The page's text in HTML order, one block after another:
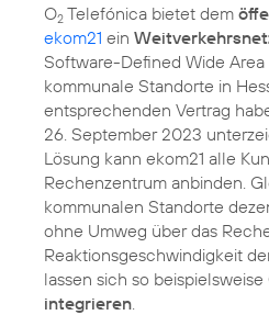
O2 Telefónica bietet dem
ekom21 ein
Software-Defined Wide
kommunale Standorte in
entsprechenden Vertrag
26. September 2023
Lösung kann ekom21 alle
Rechenzentrum anbinden.
kommunalen Standorte
ohne Umweg über das
Reaktionsgeschwindigkeit
lassen sich so beispielsweise
integrieren